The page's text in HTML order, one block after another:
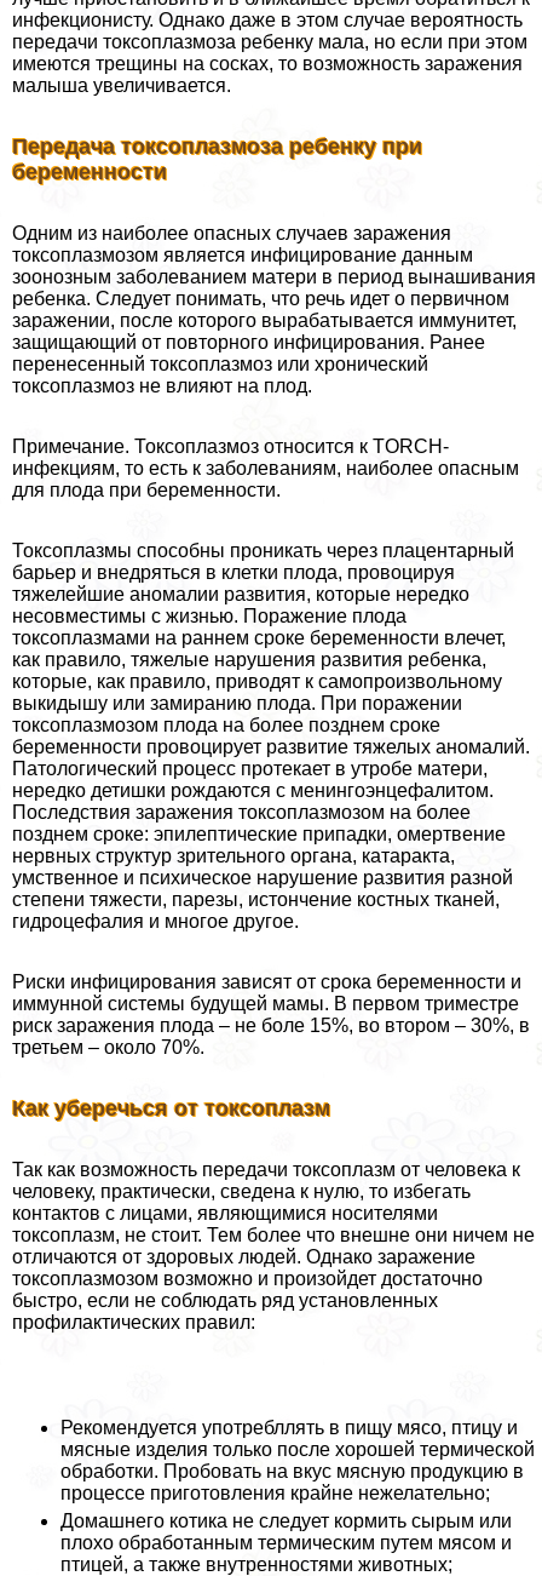
инфекционисту. Однако даже в этом случае вероятность
передачи токсоплазмоза ребенку мала, но если при этом
имеются трещины на сосках, то возможность заражения
малыша увеличивается.
Передача токсоплазмоза ребенку при
беременности
Одним из наиболее опасных случаев заражения
токсоплазмозом является инфицирование данным
зоонозным заболеванием матери в период вынашивания
ребенка. Следует понимать, что речь идет о первичном
заражении, после которого выpaбатывается иммунитет,
защищающий от повторного инфицирования. Ранее
перенесенный токсоплазмоз или хронический
токсоплазмоз не влияют на плод.
Примечание. Токсоплазмоз относится к TORCH-
инфекциям, то есть к заболеваниям, наиболее опасным
для плода при беременности.
Токсоплазмы способны проникать через плацентарный
барьер и внедряться в клетки плода, провоцируя
тяжелейшие аномалии развития, которые нередко
несовместимы с жизнью. Поражение плода
токсоплазмами на раннем сроке беременности влечет,
как правило, тяжелые нарушения развития ребенка,
которые, как правило, приводят к самопроизвольному
выкидышу или замиранию плода. При поражении
токсоплазмозом плода на более позднем сроке
беременности провоцирует развитие тяжелых аномалий.
Патологический процесс протекает в утробе матери,
нередко детишки рождаются с менингоэнцефалитом.
Последствия заражения токсоплазмозом на более
позднем сроке: эпилептические припадки, омертвение
нервных структур зрительного органа, катаpaкта,
умственное и психическое нарушение развития разной
степени тяжести, парезы, истончение костных тканей,
гидроцефалия и многое другое.
Риски инфицирования зависят от срока беременности и
иммунной системы будущей мамы. В первом триместре
риск заражения плода – не боле 15%, во втором – 30%, в
третьем – около 70%.
Как уберечься от токсоплазм
Так как возможность передачи токсоплазм от человека к
человеку, пpaктически, сведена к нулю, то избегать
контактов с лицами, являющимися носителями
токсоплазм, не стоит. Тем более что внешне они ничем не
отличаются от здоровых людей. Однако заражение
токсоплазмозом возможно и произойдет достаточно
быстро, если не соблюдать ряд установленных
профилактических правил:
Рекомендуется употрeбллять в пищу мясо, птицу и
мясные изделия только после хорошей термической
обработки. Пробовать на вкус мясную продукцию в
процессе приготовления крайне нежелательно;
Домашнего котика не следует кормить сырым или
плохо обработанным термическим путем мясом и
птицей, а также внутренностями животных;